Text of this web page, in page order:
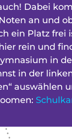
Dabei
an und
ein Platz frei
rein und
in
in der
auswählen